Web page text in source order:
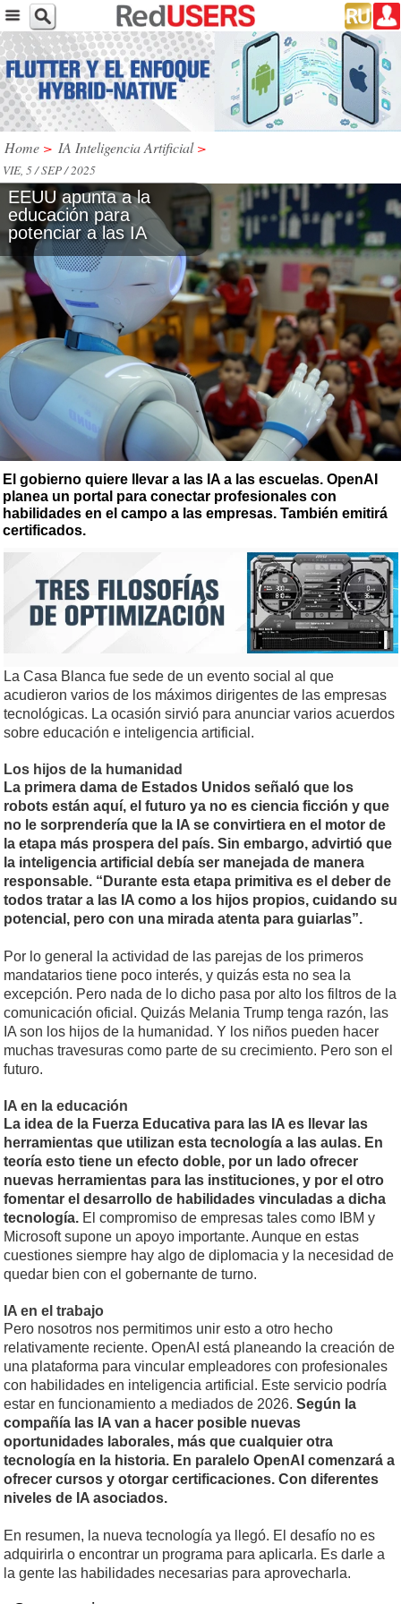
Home > IA Inteligencia Artificial >
VIE, 5 / SEP / 2025
EEUU apunta a la
educación para
potenciar a las IA
El gobierno quiere llevar a las IA a las escuelas. OpenAI
planea un portal para conectar profesionales con
habilidades en el campo a las empresas. También emitirá
certificados.
La Casa Blanca fue sede de un evento social al que
acudieron varios de los máximos dirigentes de las empresas
tecnológicas. La ocasión sirvió para anunciar varios acuerdos
sobre educación e inteligencia artificial.
Los hijos de la humanidad
La primera dama de Estados Unidos señaló que los
robots están aquí, el futuro ya no es ciencia ficción y que
no le sorprendería que la IA se convirtiera en el motor de
la etapa más prospera del país. Sin embargo, advirtió que
la inteligencia artificial debía ser manejada de manera
responsable. “Durante esta etapa primitiva es el deber de
todos tratar a las IA como a los hijos propios, cuidando su
potencial, pero con una mirada atenta para guiarlas”.
Por lo general la actividad de las parejas de los primeros
mandatarios tiene poco interés, y quizás esta no sea la
excepción. Pero nada de lo dicho pasa por alto los filtros de la
comunicación oficial. Quizás Melania Trump tenga razón, las
IA son los hijos de la humanidad. Y los niños pueden hacer
muchas travesuras como parte de su crecimiento. Pero son el
futuro.
IA en la educación
La idea de la Fuerza Educativa para las IA es llevar las
herramientas que utilizan esta tecnología a las aulas. En
teoría esto tiene un efecto doble, por un lado ofrecer
nuevas herramientas para las instituciones, y por el otro
fomentar el desarrollo de habilidades vinculadas a dicha
tecnología. El compromiso de empresas tales como IBM y
Microsoft supone un apoyo importante. Aunque en estas
cuestiones siempre hay algo de diplomacia y la necesidad de
quedar bien con el gobernante de turno.
IA en el trabajo
Pero nosotros nos permitimos unir esto a otro hecho
relativamente reciente. OpenAI está planeando la creación de
una plataforma para vincular empleadores con profesionales
con habilidades en inteligencia artificial. Este servicio podría
estar en funcionamiento a mediados de 2026. Según la
compañía las IA van a hacer posible nuevas
oportunidades laborales, más que cualquier otra
tecnología en la historia. En paralelo OpenAI comenzará a
ofrecer cursos y otorgar certificaciones. Con diferentes
niveles de IA asociados.
En resumen, la nueva tecnología ya llegó. El desafío no es
adquirirla o encontrar un programa para aplicarla. Es darle a
la gente las habilidades necesarias para aprovecharla.